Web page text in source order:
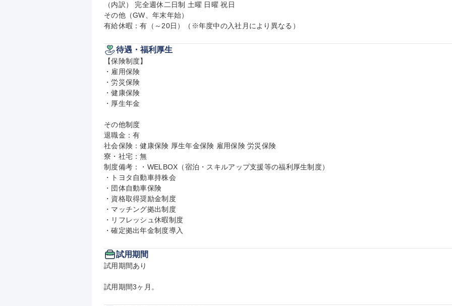
（内訳） 完全週休二日制 土曜 日曜 祝日
その他（GW、年末年始）
有給休暇：有（～20日）（※年度中の入社月により異なる）
待遇・福利厚生
【保険制度】
・雇用保険
・労災保険
・健康保険
・厚生年金
その他制度
退職金：有
社会保険：健康保険 厚生年金保険 雇用保険 労災保険
寮・社宅：無
制度備考：・WELBOX（宿泊・スキルアップ支援等の福利厚生制度）
・トヨタ自動車持株会
・団体自動車保険
・資格取得奨励金制度
・マッチング拠出制度
・リフレッシュ休暇制度
・確定拠出年金制度導入
試用期間
試用期間あり
試用期間3ヶ月。